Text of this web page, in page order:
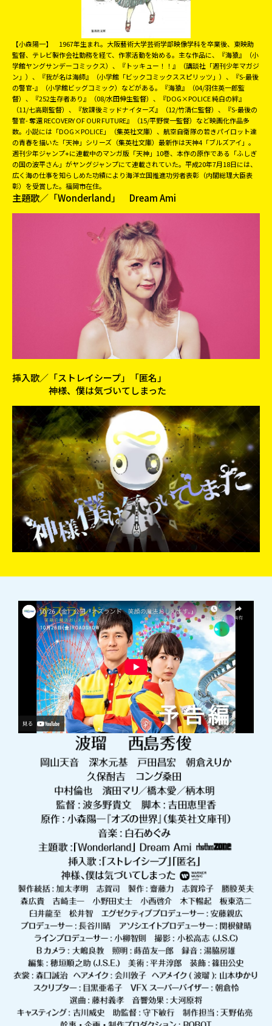
【小森陽一】 1967年生まれ。大阪藝術大学芸術学部映像学科を卒業後、東映助
監督、テレビ製作会社勤務を経て、作家活動を始める。主な作品に、『海猿』（小
学館ヤングサンデーコミックス）、『トッキュー！！』（講談社「週刊少年マガジ
ン」）、『我が名は海師』（小学館「ビックコミックススピリッツ」）、『S-最後
の警官-』（小学館ビッグコミック）などがある。『海猿』（04/羽住英一郎監
督）、『252生存者あり』（08/水田伸生監督）、『DOG×POLICE 純白の絆』
（11/七高剛監督）、『放課後ミッドナイターズ』（12/竹清仁監督）、『S-最後の
警官- 奪還 RECOVERY OF OUR FUTURE』（15/平野俊一監督）など映画化作品多
数。小説には「DOG×POLICE」（集英社文庫）、航空自衛隊の若きパイロット達
の青春を描いた「天神」シリーズ（集英社文庫）最新作は天神4「ブルズアイ」。
週刊少年ジャンプ+に連載中のマンガ版「天神」10巻、本作の原作である「ふしぎ
の国の波平さん」がヤングジャンプにて連載されていた。平成20年7月18日には、
広く海の仕事を知らしめた功績により海洋立国推進功労者表彰（内閣総理大臣表
彰）を受賞した。福岡市在住。
主題歌／ 「Wonderland」 Dream Ami
挿入歌／ 「ストレイシープ」「匿名」
神様、僕は気づいてしまった